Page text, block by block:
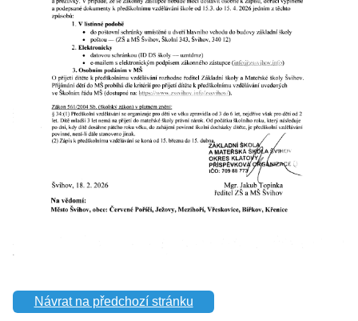
Návrat na předchozí stránku